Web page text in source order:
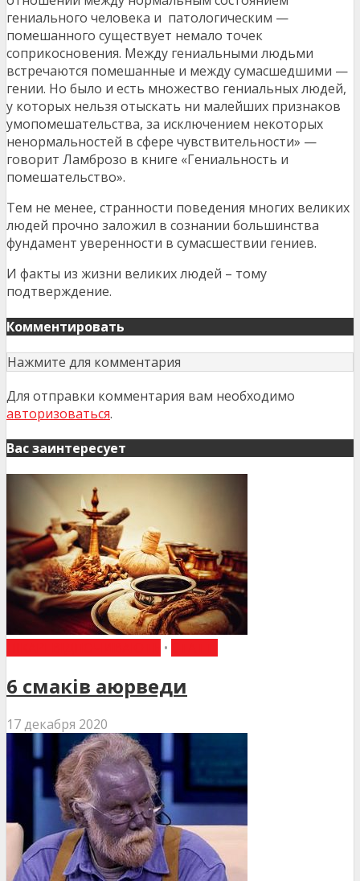
гениального человека и патологическим —
помешанного существует немало точек
соприкосновения. Между гениальными людьми
встречаются помешанные и между сумасшедшими —
гении. Но было и есть множество гениальных людей,
у которых нельзя отыскать ни малейших признаков
умопомешательства, за исключением некоторых
ненормальностей в сфере чувствительности» —
говорит Ламброзо в книге «Гениальность и
помешательство».
Тем не менее, странности поведения многих великих
людей прочно заложил в сознании большинства
фундамент уверенности в сумасшествии гениев.
И факты из жизни великих людей – тому
подтверждение.
Комментировать
Нажмите для комментария
Для отправки комментария вам необходимо
авторизоваться.
Вас заинтересует
•
6 смаків аюрведи
17 декабря 2020